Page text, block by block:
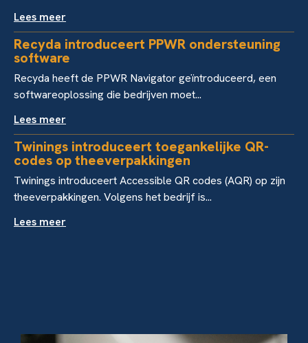
Lees meer
Recyda introduceert PPWR ondersteuning
software
Recyda heeft de PPWR Navigator geïntroduceerd, een
softwareoplossing die bedrijven moet...
Lees meer
Twinings introduceert toegankelijke QR-
codes op theeverpakkingen
Twinings introduceert Accessible QR codes (AQR) op zijn
theeverpakkingen. Volgens het bedrijf is...
Lees meer